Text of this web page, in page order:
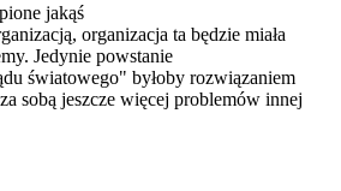
jakąś
organizacja ta będzie miała
Jedynie powstanie
światowego" byłoby rozwiązaniem
sobą jeszcze więcej problemów innej